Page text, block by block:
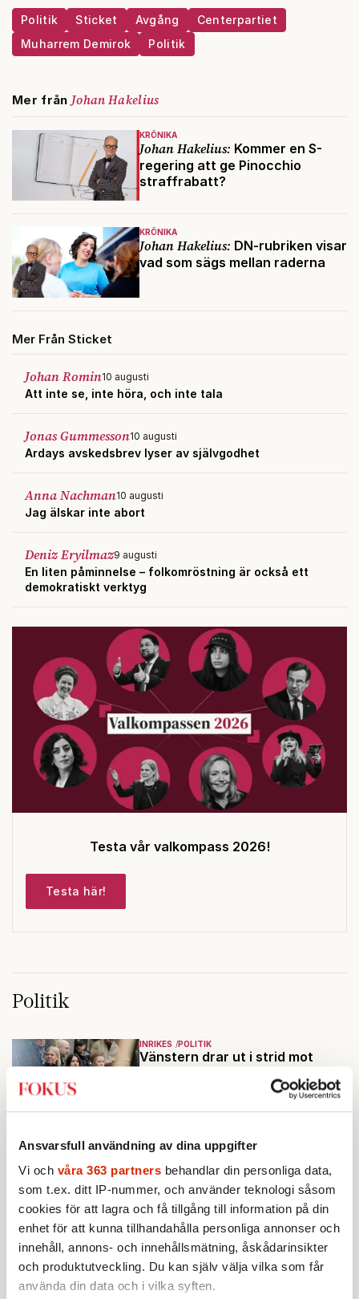
Ansvarsfull användning av dina uppgifter
Vi och våra 363 partners behandlar din personliga data,
som t.ex. ditt IP-nummer, och använder teknologi såsom
cookies för att lagra och få tillgång till information på din
enhet för att kunna tillhandahålla personliga annonser och
innehåll, annons- och innehållsmätning, åskådarinsikter
och produktutveckling. Du kan själv välja vilka som får
använda din data och i vilka syften.
Politik Sticket Avgång
Centerpartiet
Muharrem Demirok
Politik
Mer från Johan Hakelius
KRÖNIKA
Johan Hakelius: Kommer en S-
regering att ge Pinocchio
straffrabatt?
KRÖNIKA
Johan Hakelius: DN-rubriken visar
vad som sägs mellan raderna
Mer Från Sticket
Johan Romin10 augusti
Att inte se, inte höra, och inte tala
Jonas Gummesson10 augusti
Ardays avskedsbrev lyser av självgodhet
Anna Nachman10 augusti
Jag älskar inte abort
Deniz Eryilmaz9 augusti
En liten påminnelse – folkomröstning är också ett
demokratiskt verktyg
Testa vår valkompass 2026!
Testa här!
Politik
INRIKES POLITIK
Vänstern drar ut i strid mot
karensen
Nu vill vänstern riva upp
notan är långt ifrån avgjord.
Av: Cecilia Garme
KRÖNIKA
Jon Åsberg:Vem bryr sig om
vänsterns politik?
Trots att väljarna vet vad de har
– men inte vad de får – ser ett
regeringsskifte ut att locka.
Varför?
OPINION POLITIK